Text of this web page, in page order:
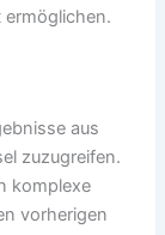
ermöglichen.
aus
zuzugreifen.
komplexe
vorherigen